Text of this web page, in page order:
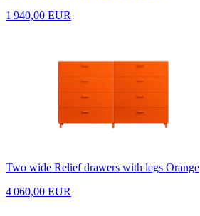
1 940,00 EUR
Two wide Relief drawers with legs Orange
4 060,00 EUR